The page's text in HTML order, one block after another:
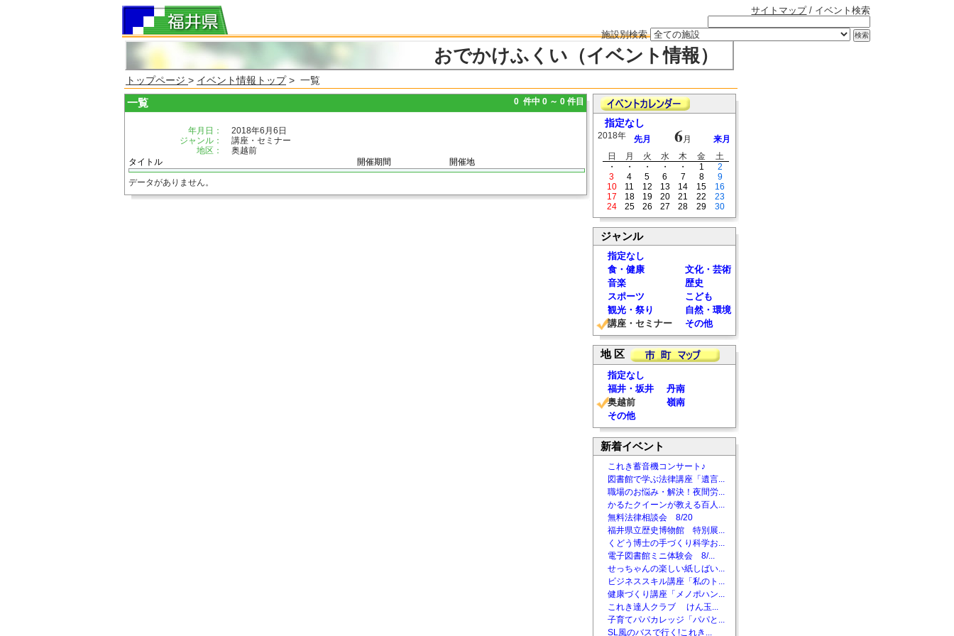
サイトマップ/ イベント検索
施設別検索
おでかけふくい（イベント情報）
トップページ > イベント情報トップ> 一覧
一覧 0 件中 0 ～ 0 件目
年月日：
2018年6月6日
ジャンル：
講座・セミナー
地区：
奥越前
タイトル
開催期間 開催地
データがありません。
指定なし
2018年 先月 6月
来月
日
月 火 水 木 金
土
・
・ ・ ・ ・ 1
2
3
4 5 6 7 8
9
10
11 12 13 14 15
16
17
18 19 20 21 22
23
24
25 26 27 28 29 30
ジャンル
指定なし
食・健康
文化・芸術
音楽
歴史
スポーツ
こども
観光・祭り
自然・環境
講座・セミナー
その他
地 区
指定なし
福井・坂井
丹南
奥越前
嶺南
その他
新着イベント
これき蓄音機コンサート♪
図書館で学ぶ法律講座「遺言...
職場のお悩み・解決！夜間労...
かるたクイーンが教える百人...
無料法律相談会 8/20
福井県立歴史博物館 特別展...
くどう博士の手づくり科学お...
電子図書館ミニ体験会 8/...
せっちゃんの楽しい紙しばい...
ビジネススキル講座「私のト...
健康づくり講座「メノポハン...
これき達人クラブ けん玉...
子育てパパカレッジ「パパと...
SL風のバスで行く!これき...